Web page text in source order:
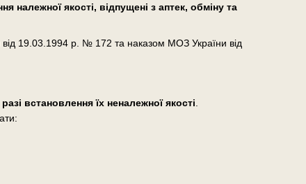
належної якості, відпущені з аптек, обміну та
від 19.03.1994 р. № 172 та наказом МОЗ України від
встановлення їх неналежної якості.